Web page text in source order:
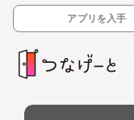
アプリを入手